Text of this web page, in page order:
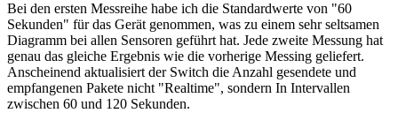
Bei den ersten Messreihe habe ich die Standardwerte von "60
Sekunden" für das Gerät genommen, was zu einem sehr seltsamen
Diagramm bei allen Sensoren geführt hat. Jede zweite Messung hat
genau das gleiche Ergebnis wie die vorherige Messing geliefert.
Anscheinend aktualisiert der Switch die Anzahl gesendete und
empfangenen Pakete nicht "Realtime", sondern In Intervallen
zwischen 60 und 120 Sekunden.